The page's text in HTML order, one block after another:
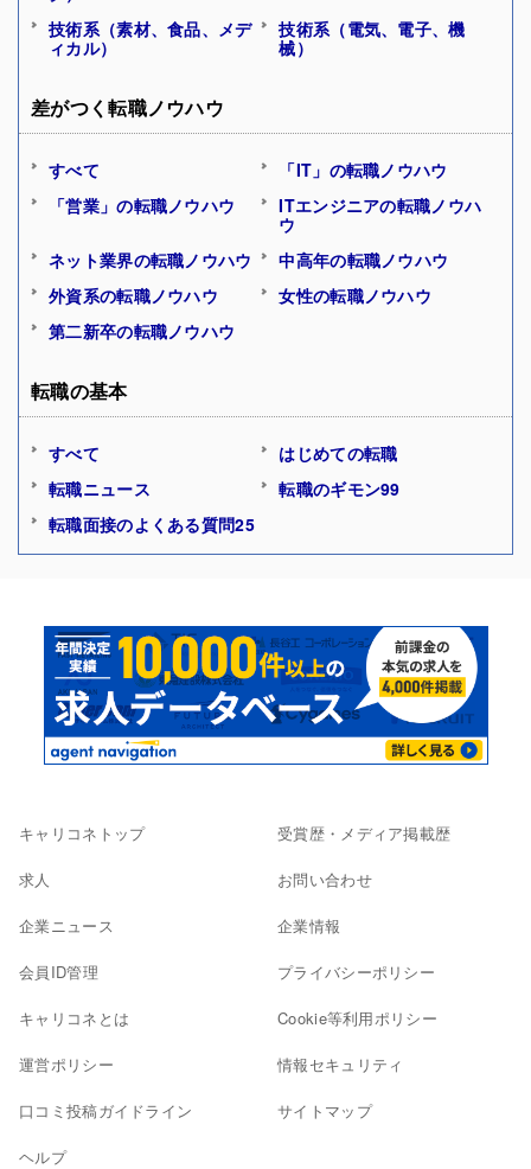
技術系（素材、食品、メデ
ィカル）
技術系（電気、電子、機
械）
差がつく転職ノウハウ
すべて
「IT」の転職ノウハウ
「営業」の転職ノウハウ
ITエンジニアの転職ノウハ
ウ
ネット業界の転職ノウハウ
中高年の転職ノウハウ
外資系の転職ノウハウ
女性の転職ノウハウ
第二新卒の転職ノウハウ
転職の基本
すべて
はじめての転職
転職ニュース
転職のギモン99
転職面接のよくある質問25
キャリコネトップ
求人
企業ニュース
会員ID管理
キャリコネとは
運営ポリシー
口コミ投稿ガイドライン
ヘルプ
受賞歴・メディア掲載歴
お問い合わせ
企業情報
プライバシーポリシー
Cookie等利用ポリシー
情報セキュリティ
サイトマップ